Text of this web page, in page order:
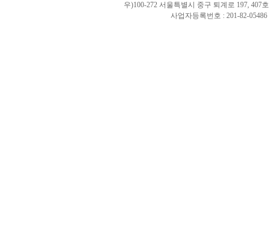
우)100-272 서울특별시 중구 퇴계로 197,
사업자등록번호 : 201-82-